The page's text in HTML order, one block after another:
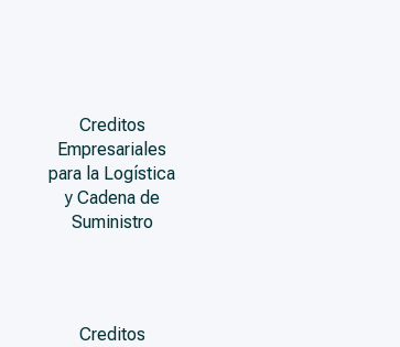
Creditos
Empresariales
para la Logística
y Cadena de
Suministro
Creditos